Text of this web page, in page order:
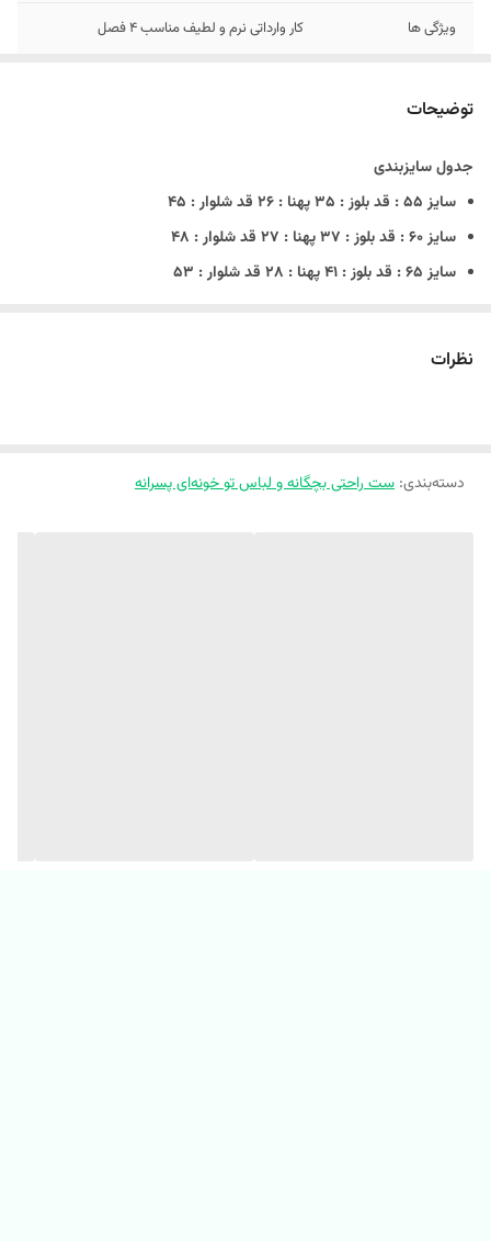
ویژگی ها کار وارداتی نرم و لطیف مناسب ۴ فصل
توضیحات
جدول سایزبندی
سایز 55 : قد بلوز : ۳۵ پهنا : ۲۶ قد شلوار : ۴۵
سایز 60 : قد بلوز : ۳۷ پهنا : ۲۷ قد شلوار : ۴۸
سایز 65 : قد بلوز : ۴۱ پهنا : ۲۸ قد شلوار : ۵۳
سایز 95 : قد بلوز : ۵۶ پهنا : ۳۸ قد شلوار : ۸۰
نظرات
دسته‌بندی: ست راحتی بچگانه و لباس تو خونه‌ای پسرانه